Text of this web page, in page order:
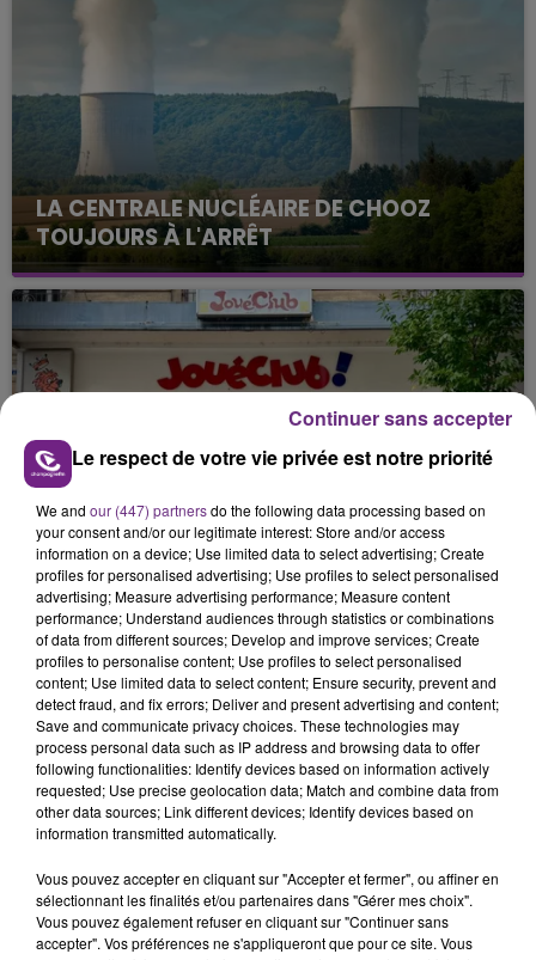
LA CENTRALE NUCLÉAIRE DE CHOOZ
TOUJOURS À L'ARRÊT
Cela fait déjà une semaine que la centrale
nucléaire ardennaise est à l'arrêt. Une situation
justifiée par la sécheresse intense qui est toujours
présente.
LE MAGASIN JOUÉCLUB DE REIMS FERME
SES PORTES
C'était l'une des institutions du centre-ville
rémois. Le magasin JouéClub est contraint de
fermer ses portes.
TITRES DIFFUSÉS
21h36
21h36 21h32
21h32
Le respect de votre vie privée est notre priorité
We and our (447) partnersdo the following data processing based on
your consent and/or our legitimate interest: Store and/or access
information on a device; Use limited data to select advertising; Create
profiles for personalised advertising; Use profiles to select personalised
advertising; Measure advertising performance; Measure content
performance; Understand audiences through statistics or combinations
of data from different sources; Develop and improve services; Create
profiles to personalise content; Use profiles to select personalised
content; Use limited data to select content; Ensure security, prevent and
detect fraud, and fix errors; Deliver and present advertising and content;
Save and communicate privacy choices. These technologies may
process personal data such as IP address and browsing data to offer
following functionalities: Identify devices based on information actively
requested; Use precise geolocation data; Match and combine data from
other data sources; Link different devices; Identify devices based on
information transmitted automatically.
Vous pouvez accepter en cliquant sur "Accepter et fermer", ou affiner en
sélectionnant les finalités et/ou partenaires dans "Gérer mes choix".
Vous pouvez également refuser en cliquant sur "Continuer sans
accepter". Vos préférences ne s'appliqueront que pour ce site. Vous
Continuer sans accepter